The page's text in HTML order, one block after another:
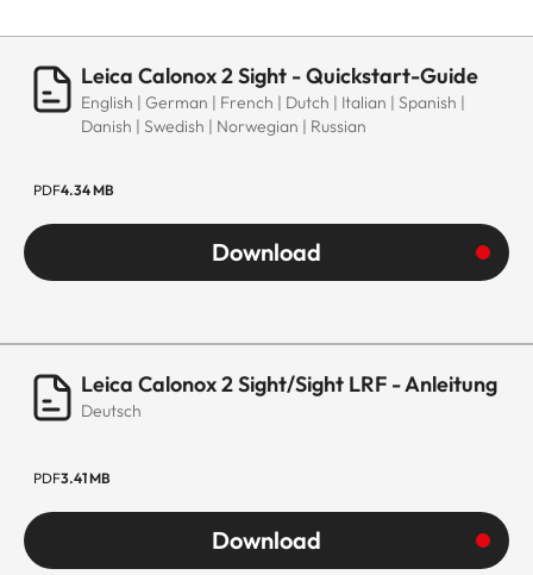
Leica Calonox 2 Sight - Quickstart-Guide
English | German | French | Dutch | Italian | Spanish |
Danish | Swedish | Norwegian | Russian
PDF4.34 MB
Download
Leica Calonox 2 Sight/Sight LRF - Anleitung
Deutsch
PDF3.41 MB
Download